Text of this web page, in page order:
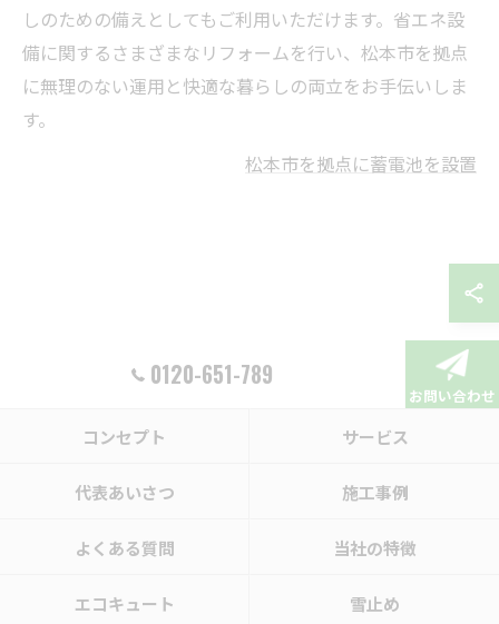
しのための備えとしてもご利用いただけます。省エネ設
備に関するさまざまなリフォームを行い、松本市を拠点
に無理のない運用と快適な暮らしの両立をお手伝いしま
す。
松本市を拠点に蓄電池を設置
0120-651-789
お問い合わせ
コンセプト サービス
代表あいさつ 施工事例
よくある質問 当社の特徴
エコキュート 雪止め